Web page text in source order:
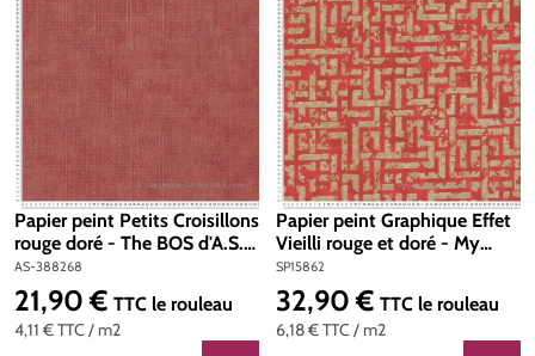
Papier peint Petits Croisillons
rouge doré - The BOS d'A.S.
Création | Réf. AS-388268
AS-388268
4,11 €TTC / m2
Prix régulier :
21,90 € TTC le rouleau
Papier peint Graphique Effet
Vieilli rouge et doré - My
Home My Spa d'A.S. Création
| Réf. SP15862
SP15862
6,18 €TTC / m2
Prix régulier :
32,90 € TTC le rouleau